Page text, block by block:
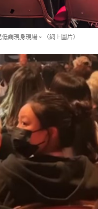
調現身現場。（網上圖片）